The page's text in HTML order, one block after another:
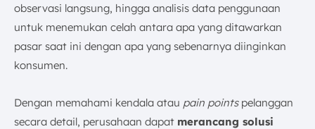
observasi langsung, hingga analisis data penggunaan
untuk menemukan celah antara apa yang ditawarkan
pasar saat ini dengan apa yang sebenarnya diinginkan
konsumen.
Dengan memahami kendala atau pain pointspelanggan
secara detail, perusahaan dapat merancang solusi